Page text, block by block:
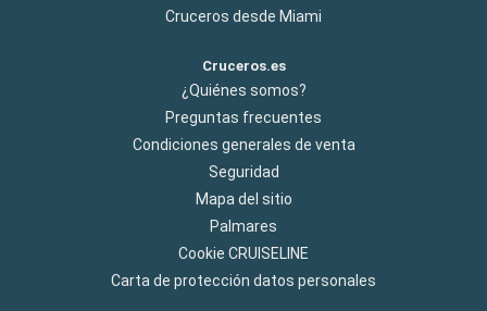
Cruceros desde Miami
Cruceros.es
¿Quiénes somos?
Preguntas frecuentes
Condiciones generales de venta
Seguridad
Mapa del sitio
Palmares
Cookie CRUISELINE
Carta de protección datos personales